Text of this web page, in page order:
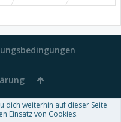
-Deutsch von xenDach
dich weiterhin auf dieser Seite
Einsatz von Cookies.